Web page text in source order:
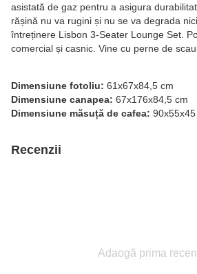
asistată de gaz pentru a asigura
rășină nu va rugini și nu se va degrada
întreținere Lisbon 3-Seater Lounge Set.
comercial și casnic. Vine cu perne de
Dimensiune fotoliu: 61x67x84,5 cm
Dimensiune canapea: 67x176x84,5 cm
Dimensiune măsuță de cafea:
Recenzii
Adaogă prima